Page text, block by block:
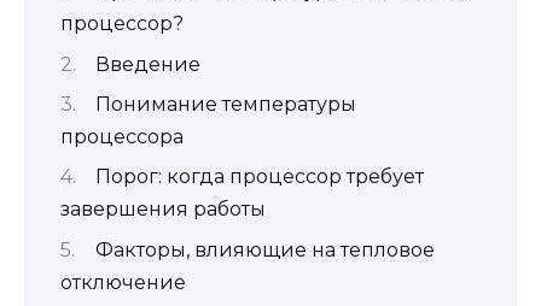
процессор?
Введение
Понимание температуры
процессора
Порог: когда процессор требует
завершения работы
Факторы, влияющие на тепловое
отключение